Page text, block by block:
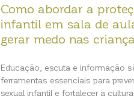
Como abordar a
infantil em sala de
gerar medo nas
Educação, escuta e informação
ferramentas essenciais para
sexual infantil e fortalecer a